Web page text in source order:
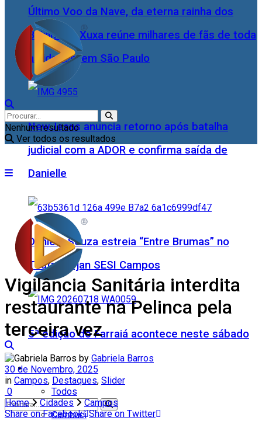
Último Voo da Nave, da eterna rainha dos
Baixinhos, Xuxa reúne milhares de fãs de toda
as idades, em São Paulo
NewJeans anuncia retorno após batalha
judicial com a ADOR e confirma saída de
Danielle
Daniele Souza estreia “Entre Brumas” no
Teatro Firjan SESI Campos
5ª edição do Farraiá acontece neste sábado
Cidades
Todos
Cambuci
Nenhum resultado
Ver todos os resultados
Vigilância Sanitária interdita
restaurante na Pelinca pela
terceira vez
by Gabriela Barros
30 de Novembro, 2025
in Campos, Destaques, Slider
0
Home
Cidades
Campos
Share on Facebook Share on Twitter